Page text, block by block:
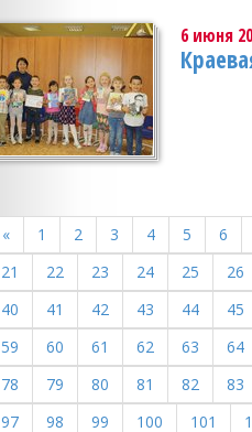
6 июня
« 1 2 3 4 5 6
21
22 23 24 25 26
40
41 42 43 44 45
59
60 61 62 63 64
78
79 80 81 82 83
97
98 99 100 101